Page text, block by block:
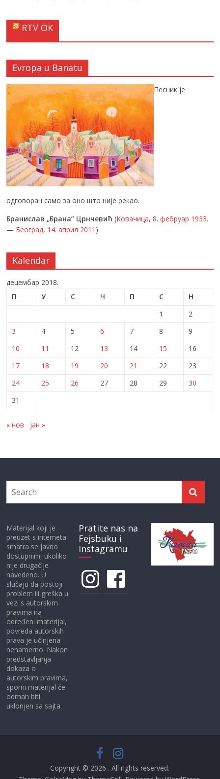
RTV OK
Evropa u Banatu
Песник је
одговоран само за оно што није рекао.
Бранислав „Брана” Црнчевић (Ковачица,8. фебруар 1933.
— Београд, 14. април 2011 )
Kalendar
децембар 2018.
П
У С Ч П С
Н
1
2
3
4 5 6 7 8
9
10
11 12 13 14 15
16
17
18 19 20 21 22
23
24
25 26 27 28 29
30
31
« нов јан »
Materijal koji je
preuzet s interneta
smatra se javno
dostupnim, ukoliko
nije drugačije
navedeno. U
slučaju da postoji
problem ili greška u
vezi s autorskim
pravima na
određeni materijal,
povreda autorskih
prava je učinjena
nenamerno. Nakon
predstavljanja
dokaza o
autorskim pravima,
sporni materijal će
odmah biti
uklonjen sa sajta.
Pratite nas na
Fejsbuku i
Instagramu
InstagramFacebook
Copyright © 2026 . All rights reserved.